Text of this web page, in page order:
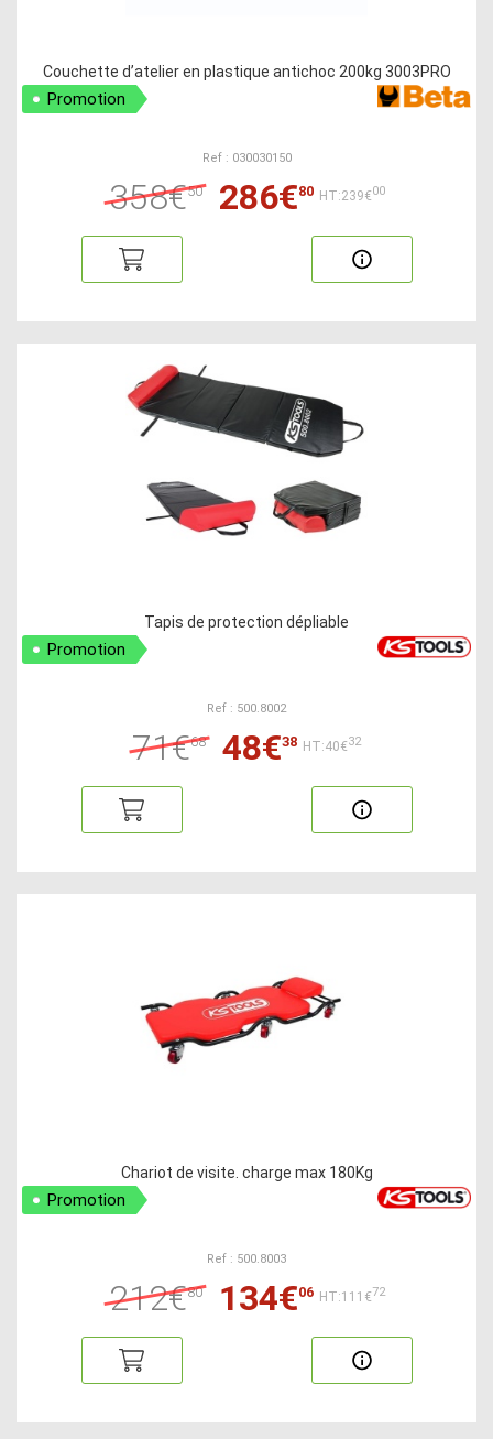
Couchette d’atelier en plastique antichoc 200kg 3003PRO
Promotion
Ref : 030030150
358€50 286€80 HT:239€00
Tapis de protection dépliable
Promotion
Ref : 500.8002
71€68 48€38 HT:40€32
Chariot de visite. charge max 180Kg
Promotion
Ref : 500.8003
212€80 134€06 HT:111€72